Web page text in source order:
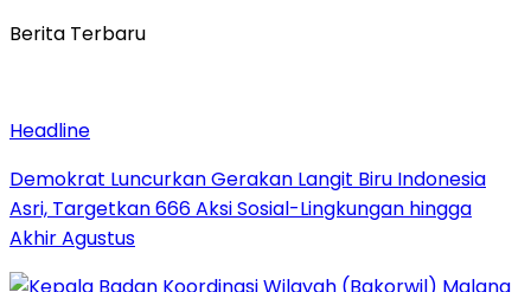
Berita Terbaru
Headline
Demokrat Luncurkan Gerakan Langit Biru Indonesia
Asri, Targetkan 666 Aksi Sosial-Lingkungan hingga
Akhir Agustus